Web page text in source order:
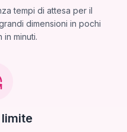
tempi di attesa per il
dimensioni in pochi
in minuti.